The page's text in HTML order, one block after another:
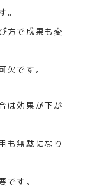
。
方で成果も変
欠です。
は効果が下が
も無駄になり
です。